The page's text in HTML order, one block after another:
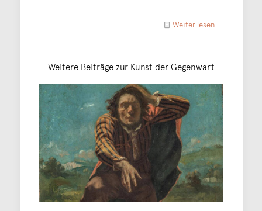
Weiter lesen
Weitere Beiträge zur Kunst der Gegenwart